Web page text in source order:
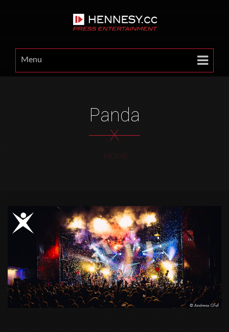
Menu
Panda
X
HOME